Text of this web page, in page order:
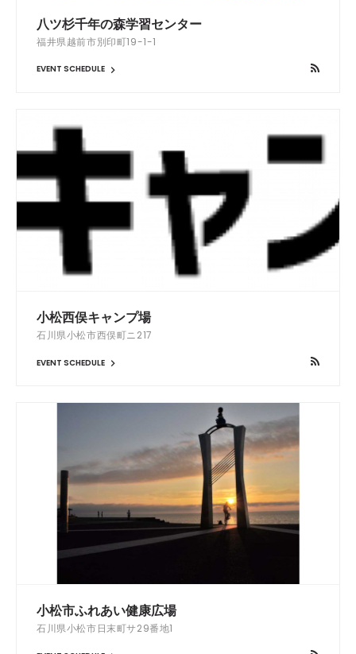
八ツ杉千年の森学習センター
福井県越前市別印町19-1-1
EVENT SCHEDULE
小松西俣キャンプ場
石川県小松市西俣町ニ217
EVENT SCHEDULE
小松市ふれあい健康広場
石川県小松市日末町サ29番地1